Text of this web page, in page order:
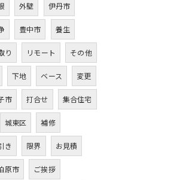
外壁 伊丹市
豊中市 養生
り リモート その他
下地 ベース 変更
市 打合せ 集合住宅
城東区 補修
き 限界 お見積
原市 ご挨拶